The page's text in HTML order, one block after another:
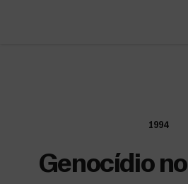
1994
Genocídio